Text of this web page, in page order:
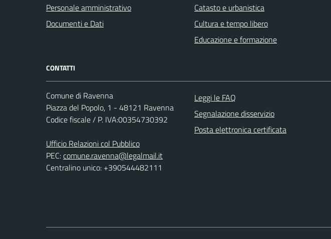
Personale amministrativo
Documenti e Dati
Catasto e urbanistica
Cultura e tempo libero
Educazione e formazione
CONTATTI
Comune di Ravenna
Piazza del Popolo, 1 - 48121 Ravenna
Codice fiscale / P. IVA:00354730392
Ufficio Relazioni col Pubblico
PEC:comune.ravenna@legalmail.it
Centralino unico: +390544482111
Leggi le FAQ
Segnalazione disservizio
Posta elettronica certificata